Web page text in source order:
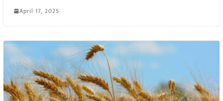
April 17, 2025